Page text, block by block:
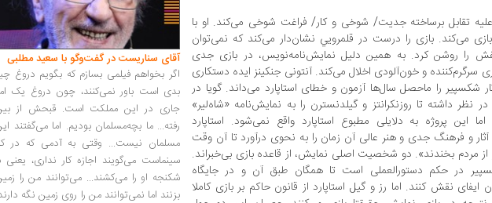
تقابل بر‌ساخته جدیت/ شوخی و کار/ فراغت شوخی می‌کند. او با
می‌کند. بازی را درست در قلمرویي نشان‌دار می‌کند که نمی‌توان
را روشن کرد. به همین دلیل نمایش‌نامه‌نویس، در بازی جدی
سرگرم‌کننده و خون‌آلودی اخلال می‌کند. آنتونی جنکینز ایده دستکاری
شکسپیر را ماحصل سال‌ها آزمون و خطای استاپارد می‌داند. گویا در
نظر داشته تا روزنکرانتز و گیلدنسترن را به نمایش‌نامه «شاه‌لیر»
اما این پروژه به دلایلی مطبوع استاپارد واقع نمی‌شود. استاپارد
و فرهنگ جدی و هنر عالی آن زمان را به نحوی درآورد تا آن وقت
مردم بخندند». دو شخصیت اصلی نمایش، از قاعده بازی بی‌خبراند.
در حکم دستورالعملی است تا همگان طبق آن و در جایگاه
ایفای نقش کنند. اما رز و گیل استاپارد از قانون حاکم بر بازی کاملا
آقای سناریست در گفت‌وگو با سعید مطلبی
اگر بخواهم فیلمی بسازم که بگویم دروغ
بدی است باور نمی‌کنند، چون دروغ یک
جاری در این مملکت است. قبحش از
رفته... ما بچه‌مسلمان بودیم. اما می‌گفتند
مسلمان نیست... وقتی به آدمی که در
سینماست می‌گویند اجازه کار نداری، یعنی
شکنجه او را می‌کشند... می‌توانند من را
بزنند اما نمی‌توانند من را روی زمین نگه